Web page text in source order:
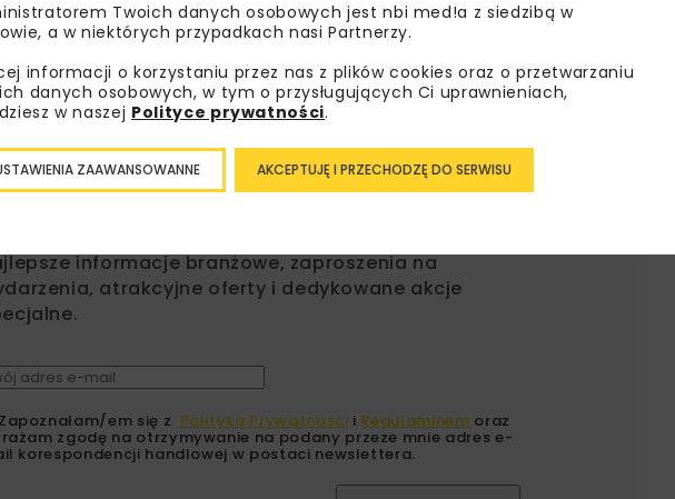
MASZYNY BUDOWLANE
wiedzieć więcej?
informacje branżowe, zaproszenia na
atrakcyjne oferty i dedykowane akcje
Zapoznałam/em się z Polityką Prywatności i Regulaminem oraz
zgodę na otrzymywanie na podany przeze mnie adres e-
korespondencji handlowej w postaci newslettera.
Twoich danych osobowych jest nbi med!a z siedzibą w
a w niektórych przypadkach nasi Partnerzy.
informacji o korzystaniu przez nas z plików cookies oraz o przetwarzaniu
danych osobowych, w tym o przysługujących Ci uprawnieniach,
w naszej Polityce prywatności.
AKCEPTUJĘ I PRZECHODZĘ DO SERWISU
ZAAWANSOWANNE